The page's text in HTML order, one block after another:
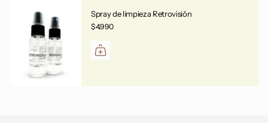
Spray de limpieza Retrovisión
$4.990